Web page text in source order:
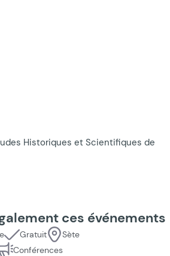
Historiques et Scientifiques de
ces événements
Gratuit
Sète
Conférences